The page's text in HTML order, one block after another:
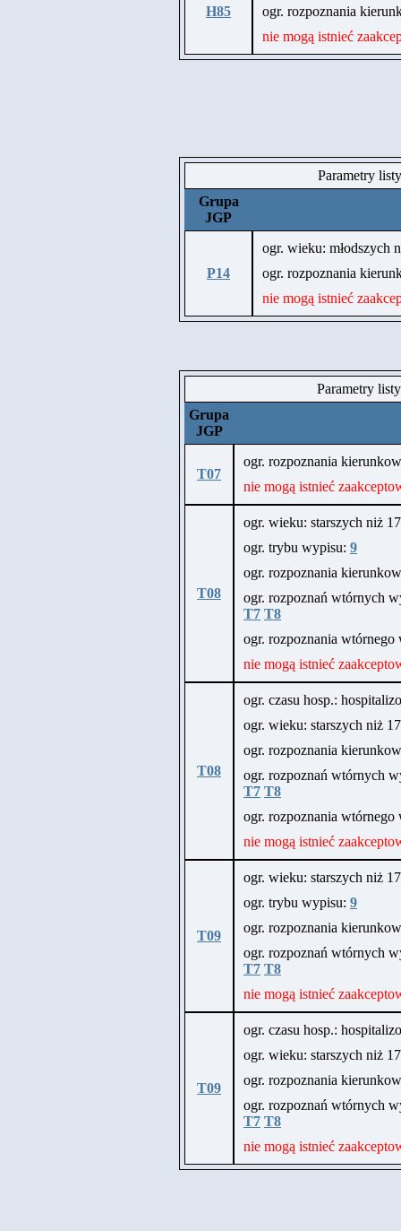
H85
ogr. rozpoznania
nie mogą istnieć
Parametry
Grupa
JGP
P14
ogr. wieku: młodszych
ogr. rozpoznania
nie mogą istnieć
Parametry
Grupa
JGP
T07
ogr. rozpoznania
nie mogą istnieć
T08
ogr. wieku: starszych niż
ogr. trybu wypisu: 9
ogr. rozpoznania
ogr. rozpoznań wtórnych
T7 T8
ogr. rozpoznania
nie mogą istnieć
T08
ogr. czasu hosp.:
ogr. wieku: starszych niż
ogr. rozpoznania
ogr. rozpoznań wtórnych
T7 T8
ogr. rozpoznania
nie mogą istnieć
T09
ogr. wieku: starszych niż
ogr. trybu wypisu: 9
ogr. rozpoznania
ogr. rozpoznań wtórnych
T7 T8
nie mogą istnieć
T09
ogr. czasu hosp.:
ogr. wieku: starszych niż
ogr. rozpoznania
ogr. rozpoznań wtórnych
T7 T8
nie mogą istnieć